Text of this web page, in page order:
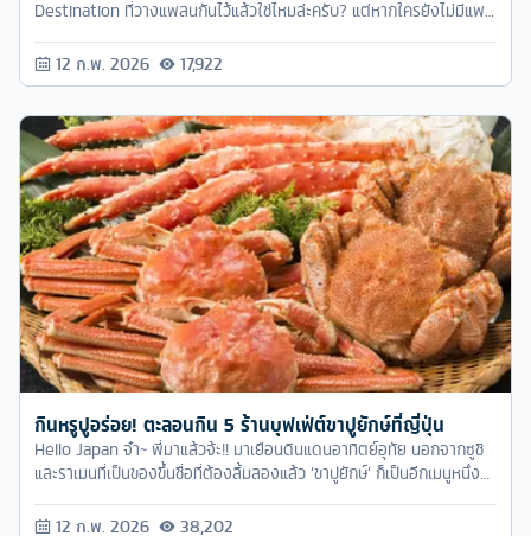
Destination ที่วางแพลนกันไว้แล้วใช่ไหมล่ะครับ? แต่หากใครยังไม่มีแพ
เราขอแนะนำให้ตีตั๋วบินตรงไปลง “นาโกย่า” และลองไปสัมผัสกับความ
สวยงามตระการตาของเทศกาลไฟประดับ Nabana No Sato Winter
12 ก.พ. 2026 17,922
กินหรูปูอร่อย! ตะลอนกิน 5 ร้านบุฟเฟ่ต์ขาปูยักษ์ที่ญี่ปุ่น
Hello Japan จ๋า~ พี่มาแล้วจ้ะ!! มาเยือนดินแดนอาทิตย์อุทัย นอกจากซูชิ
และราเมนที่เป็นของขึ้นชื่อที่ต้องลิ้มลองแล้ว ‘ขาปูยักษ์’ ก็เป็นอีกเมนูหนึ่งที่
มาที่ญี่ปุ่นกันเลยยย
12 ก.พ. 2026 38,202